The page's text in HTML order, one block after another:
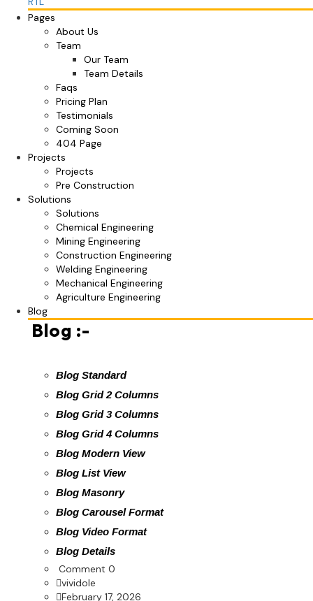
Pages
About Us
Team
Our Team
Team Details
Faqs
Pricing Plan
Testimonials
Coming Soon
404 Page
Projects
Projects
Pre Construction
Solutions
Solutions
Chemical Engineering
Mining Engineering
Construction Engineering
Welding Engineering
Mechanical Engineering
Agriculture Engineering
Blog
Blog :-
Blog Standard
Blog Grid 2 Columns
Blog Grid 3 Columns
Blog Grid 4 Columns
Blog Modern View
Blog List View
Blog Masonry
Blog Carousel Format
Blog Video Format
Blog Details
Comment 0
vividole
February 17, 2026